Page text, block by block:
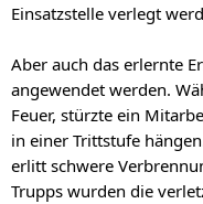
Einsatzstelle verlegt
Aber auch das erlernte
angewendet werden.
Feuer, stürzte ein
in einer Trittstufe
erlitt schwere
Trupps wurden die